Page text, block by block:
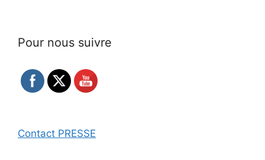
Pour nous suivre
Contact PRESSE